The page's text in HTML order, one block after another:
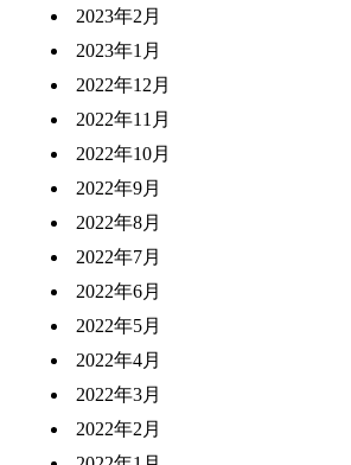
2023年2月
2023年1月
2022年12月
2022年11月
2022年10月
2022年9月
2022年8月
2022年7月
2022年6月
2022年5月
2022年4月
2022年3月
2022年2月